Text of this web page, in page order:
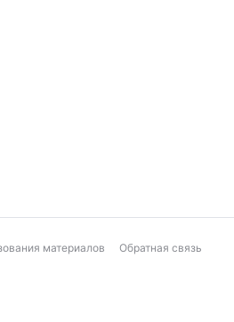
материалов Обратная связь